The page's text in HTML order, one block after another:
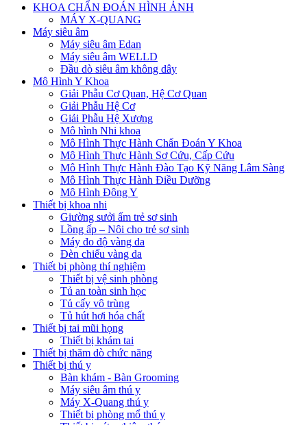
KHOA CHẨN ĐOÁN HÌNH ẢNH
MÁY X-QUANG
Máy siêu âm
Máy siêu âm Edan
Máy siêu âm WELLD
Đầu dò siêu âm không dây
Mô Hình Y Khoa
Giải Phẫu Cơ Quan, Hệ Cơ Quan
Giải Phẫu Hệ Cơ
Giải Phẫu Hệ Xương
Mô hình Nhi khoa
Mô Hình Thực Hành Chẩn Đoán Y Khoa
Mô Hình Thực Hành Sơ Cứu, Cấp Cứu
Mô Hình Thực Hành Đào Tạo Kỹ Năng Lâm Sàng
Mô Hình Thực Hành Điều Dưỡng
Mô Hình Đông Y
Thiết bị khoa nhi
Giường sưởi ấm trẻ sơ sinh
Lồng ấp – Nôi cho trẻ sơ sinh
Máy đo độ vàng da
Đèn chiếu vàng da
Thiết bị phòng thí nghiệm
Thiết bị vệ sinh phòng
Tủ an toàn sinh học
Tủ cấy vô trùng
Tủ hút hơi hóa chất
Thiết bị tai mũi họng
Thiết bị khám tai
Thiết bị thăm dò chức năng
Thiết bị thú y
Bàn khám - Bàn Grooming
Máy siêu âm thú y
Máy X-Quang thú y
Thiết bị phòng mổ thú y